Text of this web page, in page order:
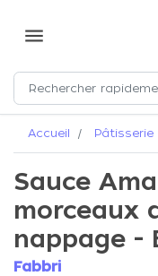
menu
Accueil Pâtisserie
Sauce
morceaux
nappage -
Fabbri